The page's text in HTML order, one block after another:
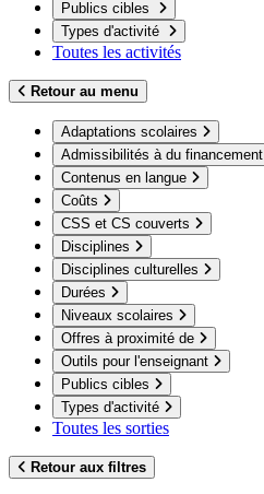
Publics cibles
Types d'activité
Toutes les activités
Retour au menu
Adaptations scolaires
Admissibilités à du financement
Contenus en langue
Coûts
CSS et CS couverts
Disciplines
Disciplines culturelles
Durées
Niveaux scolaires
Offres à proximité de
Outils pour l'enseignant
Publics cibles
Types d'activité
Toutes les sorties
Retour aux filtres